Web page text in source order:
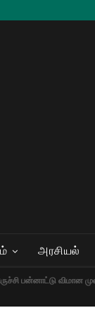
அரசியல்
பன்னாட்டு விமான